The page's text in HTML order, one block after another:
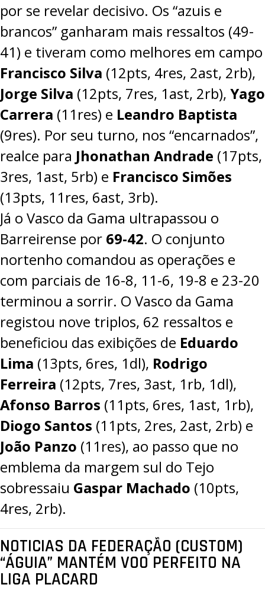
por se revelar decisivo. Os “azuis e
brancos” ganharam mais ressaltos (49-
41) e tiveram como melhores em campo
Francisco Silva (12pts, 4res, 2ast, 2rb),
Jorge Silva (12pts, 7res, 1ast, 2rb), Yago
Carrera (11res) e Leandro Baptista
(9res). Por seu turno, nos “encarnados”,
realce para Jhonathan Andrade (17pts,
3res, 1ast, 5rb) e Francisco Simões
(13pts, 11res, 6ast, 3rb).
Já o Vasco da Gama ultrapassou o
Barreirense por 69-42. O conjunto
nortenho comandou as operações e
com parciais de 16-8, 11-6, 19-8 e 23-20
terminou a sorrir. O Vasco da Gama
registou nove triplos, 62 ressaltos e
beneficiou das exibições de Eduardo
Lima (13pts, 6res, 1dl), Rodrigo
Ferreira (12pts, 7res, 3ast, 1rb, 1dl),
Afonso Barros (11pts, 6res, 1ast, 1rb),
Diogo Santos (11pts, 2res, 2ast, 2rb) e
João Panzo (11res), ao passo que no
emblema da margem sul do Tejo
sobressaiu Gaspar Machado (10pts,
4res, 2rb).
NOTICIAS DA FEDERAÇÃO (CUSTOM)
“ÁGUIA” MANTÉM VOO PERFEITO NA
LIGA PLACARD